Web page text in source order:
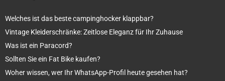
Welches ist das beste campinghocker klappbar?
Vintage Kleiderschränke: Zeitlose Eleganz für Ihr Zuhause
Was ist ein Paracord?
Sollten Sie ein Fat Bike kaufen?
Woher wissen, wer Ihr WhatsApp-Profil heute gesehen hat?